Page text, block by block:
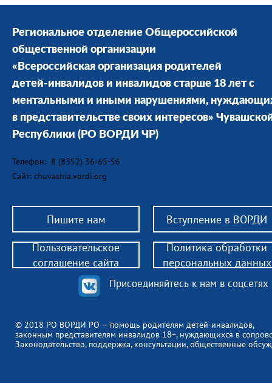
Региональное отделение Общероссийской
общественной организации
«Всероссийская организация родителей
детей-инвалидов и инвалидов старше 18 лет с
ментальными и иными нарушениями,
в представительстве своих интересов»
Республики (РО ВОРДИ ЧР)
Телефон: 8 (8352) 36-65-56
Сайт: chuvashia.vordi.org
Пишите нам Вступление в ВОРДИ
© 2018 РО ВОРДИ РО — помощь родителям детей-инвалидов,
законным представителям инвалидов 18+, нуждающихся в
Законодательство, поддержка, консультации, общественные
Присоединяйтесь к нам в соцсетях
Пользовательское
соглашение сайта
Политика обработки
персональных данных